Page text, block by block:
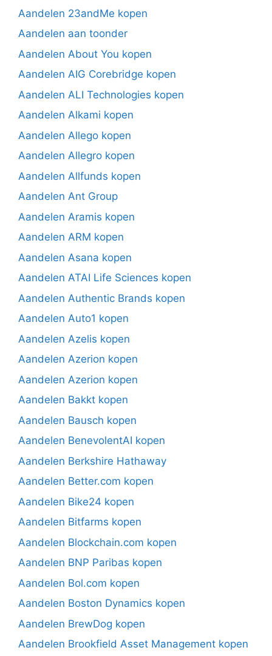
Aandelen 23andMe kopen
Aandelen aan toonder
Aandelen About You kopen
Aandelen AIG Corebridge kopen
Aandelen ALI Technologies kopen
Aandelen Alkami kopen
Aandelen Allego kopen
Aandelen Allegro kopen
Aandelen Allfunds kopen
Aandelen Ant Group
Aandelen Aramis kopen
Aandelen ARM kopen
Aandelen Asana kopen
Aandelen ATAI Life Sciences kopen
Aandelen Authentic Brands kopen
Aandelen Auto1 kopen
Aandelen Azelis kopen
Aandelen Azerion kopen
Aandelen Azerion kopen
Aandelen Bakkt kopen
Aandelen Bausch kopen
Aandelen BenevolentAI kopen
Aandelen Berkshire Hathaway
Aandelen Better.com kopen
Aandelen Bike24 kopen
Aandelen Bitfarms kopen
Aandelen Blockchain.com kopen
Aandelen BNP Paribas kopen
Aandelen Bol.com kopen
Aandelen Boston Dynamics kopen
Aandelen BrewDog kopen
Aandelen Brookfield Asset Management kopen